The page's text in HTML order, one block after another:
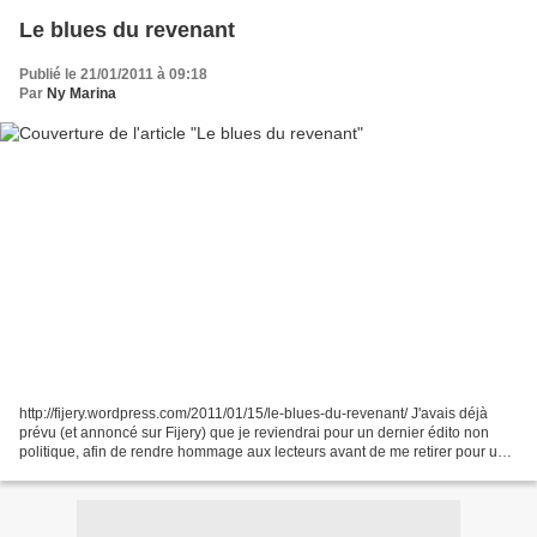
Le blues du revenant
Publié le 21/01/2011 à 09:18
Par Ny Marina
http://fijery.wordpress.com/2011/01/15/le-blues-du-revenant/ J'avais déjà
prévu (et annoncé sur Fijery) que je reviendrai pour un dernier édito non
politique, afin de rendre hommage aux lecteurs avant de me retirer pour un